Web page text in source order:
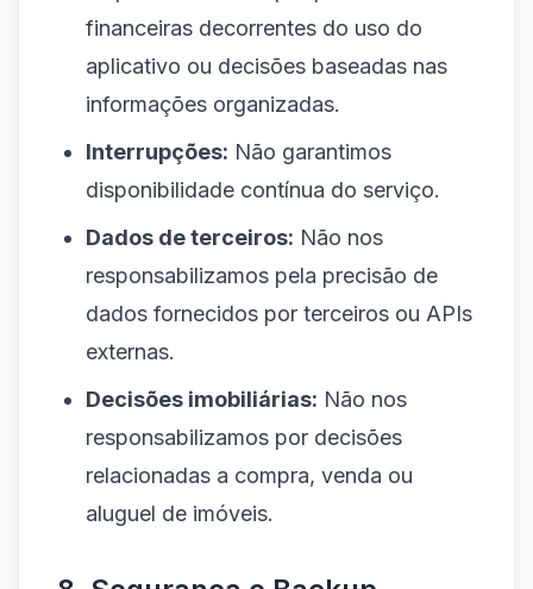
financeiras decorrentes do uso do
aplicativo ou decisões baseadas nas
informações organizadas.
Interrupções: Não garantimos
disponibilidade contínua do serviço.
Dados de terceiros: Não nos
responsabilizamos pela precisão de
dados fornecidos por terceiros ou APIs
externas.
Decisões imobiliárias: Não nos
responsabilizamos por decisões
relacionadas a compra, venda ou
aluguel de imóveis.